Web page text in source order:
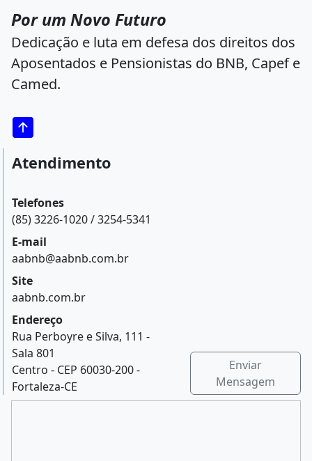
Por um Novo Futuro
Dedicação e luta em defesa dos direitos dos
Aposentados e Pensionistas do BNB, Capef e
Camed.
Atendimento
Telefones
(85) 3226-1020 / 3254-5341
E-mail
aabnb@aabnb.com.br
Site
aabnb.com.br
Endereço
Rua Perboyre e Silva, 111 -
Sala 801
Centro - CEP 60030-200 -
Fortaleza-CE
Enviar
Mensagem